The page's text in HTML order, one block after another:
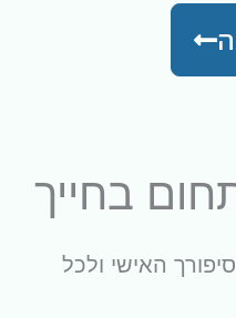
בחייך
האישי ולכל